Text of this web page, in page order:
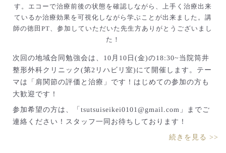
す。エコーで治療前後の状態を確認しながら、上手く治療出来
ているか治療効果を可視化しながら学ぶことが出来ました。講
師の徳田PT、参加していただいた先生方ありがとうございまし
た！
次回の地域合同勉強会は、10月10日(金)の18:30~当院筒井
整形外科クリニック(第2リハビリ室)にて開催します。テー
マは「肩関節の評価と治療」です！はじめての参加の方も
大歓迎です！
参加希望の方は、「tsutsuiseikei0101@gmail.com」までご
連絡ください！スタッフ一同お待ちしております！
続きを見る >>